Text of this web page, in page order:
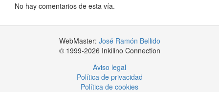
No hay comentarios de esta vía.
WebMaster: José Ramón Bellido
© 1999-2026 Inkilino Connection
Aviso legal
Política de privacidad
Política de cookies